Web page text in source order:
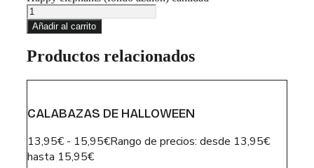
Añadir al carrito
Productos relacionados
CALABAZAS DE HALLOWEEN
13,95€ - 15,95€Rango de precios: desde 13,95€
hasta 15,95€